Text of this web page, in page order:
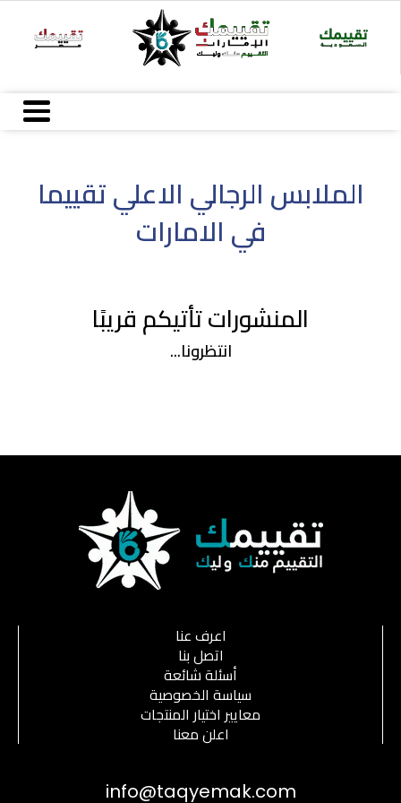
Skip
content
الملابس الرجالي الاعلي تقييما
في الامارات
المنشورات تأتيكم قريبًا
انتظرونا...
اعرف عنا
اتصل بنا
أسئلة شائعة
سياسة الخصوصية
معايير اختيار المنتجات
اعلن معنا
info@taqyemak.com